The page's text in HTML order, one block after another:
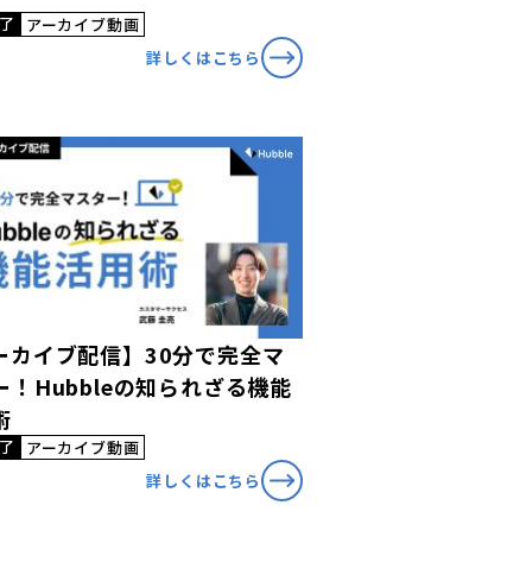
アーカイブ動画
詳しくはこちら
カイブ配信】30分で完全マ
！Hubbleの知られざる機能
アーカイブ動画
詳しくはこちら